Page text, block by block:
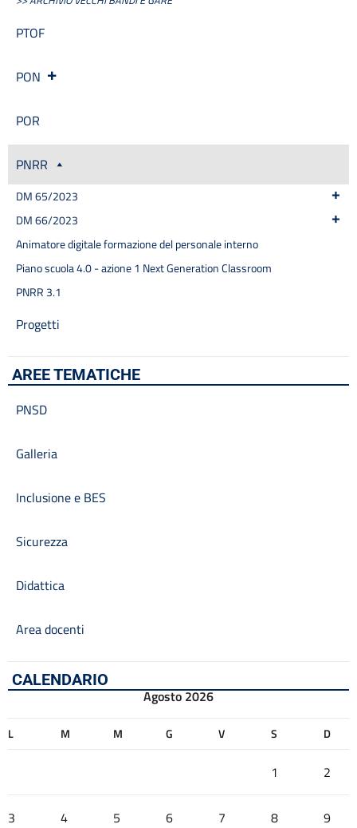
PTOF
PON
POR
PNRR
DM 65/2023
DM 66/2023
Animatore digitale formazione del personale interno
Piano scuola 4.0 - azione 1 Next Generation Classroom
PNRR 3.1
Progetti
AREE TEMATICHE
PNSD
Galleria
Inclusione e BES
Sicurezza
Didattica
Area docenti
CALENDARIO
Agosto 2026
L M M G V S D
1 2
3 4 5 6 7 8 9